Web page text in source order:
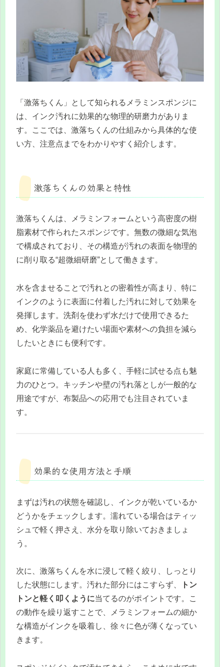
「激落ちくん」として知られるメラミンスポンジに
は、インク汚れに効果的な物理的研磨力がありま
す。ここでは、激落ちくんの仕組みから具体的な使
い方、注意点までをわかりやすく紹介します。
激落ちくんの効果と特性
激落ちくんは、メラミンフォームという高密度の樹
脂素材で作られたスポンジです。無数の微細な気泡
で構成されており、その構造が汚れの表面を物理的
に削り取る“超微細研磨”として働きます。
水を含ませることで汚れとの密着性が高まり、特に
インクのように表面に付着した汚れに対して効果を
発揮します。洗剤を使わず水だけで使用できるた
め、化学薬品を避けたい場面や素材への負担を減ら
したいときにも便利です。
家庭に常備している人も多く、手軽に試せる点も魅
力のひとつ。キッチンや壁の汚れ落としが一般的な
用途ですが、布製品への応用でも注目されていま
す。
効果的な使用方法と手順
まずは汚れの状態を確認し、インクが乾いているか
どうかをチェックします。濡れている場合はティッ
シュで軽く押さえ、水分を取り除いておきましょ
う。
次に、激落ちくんを水に浸して軽く絞り、しっとり
した状態にします。汚れた部分にはこすらず、
トン
トンと軽く叩くように当てるのがポイントです。こ
の動作を繰り返すことで、メラミンフォームの細か
な構造がインクを吸着し、徐々に色が薄くなってい
きます。